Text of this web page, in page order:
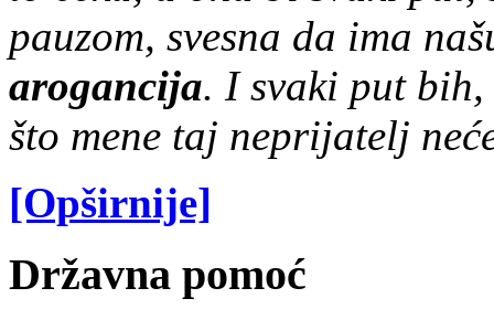
pauzom, svesna da ima
arogancija. I svaki put bih,
što mene taj neprijatelj
[Opširnije]
Državna pomoć